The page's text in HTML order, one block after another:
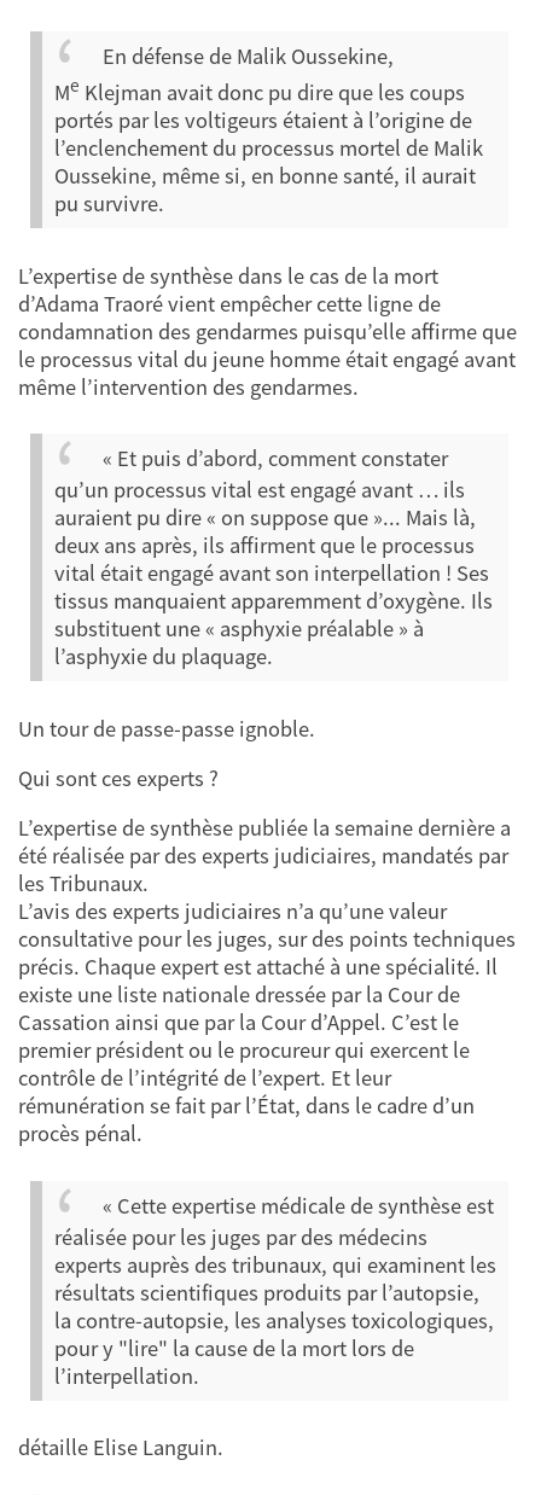
En défense de Malik Oussekine,
Me Klejman avait donc pu dire que les coups
portés par les voltigeurs étaient à l’origine de
l’enclenchement du processus mortel de Malik
Oussekine, même si, en bonne santé, il aurait
pu survivre.
L’expertise de synthèse dans le cas de la mort
d’Adama Traoré vient empêcher cette ligne de
condamnation des gendarmes puisqu’elle affirme que
le processus vital du jeune homme était engagé avant
même l’intervention des gendarmes.
« Et puis d’abord, comment constater
qu’un processus vital est engagé avant … ils
auraient pu dire « on suppose que »... Mais là,
deux ans après, ils affirment que le processus
vital était engagé avant son interpellation ! Ses
tissus manquaient apparemment d’oxygène. Ils
substituent une « asphyxie préalable » à
l’asphyxie du plaquage.
Un tour de passe-passe ignoble.
Qui sont ces experts ?
L’expertise de synthèse publiée la semaine dernière a
été réalisée par des experts judiciaires, mandatés par
les Tribunaux.
L’avis des experts judiciaires n’a qu’une valeur
consultative pour les juges, sur des points techniques
précis. Chaque expert est attaché à une spécialité. Il
existe une liste nationale dressée par la Cour de
Cassation ainsi que par la Cour d’Appel. C’est le
premier président ou le procureur qui exercent le
contrôle de l’intégrité de l’expert. Et leur
rémunération se fait par l’État, dans le cadre d’un
procès pénal.
« Cette expertise médicale de synthèse est
réalisée pour les juges par des médecins
experts auprès des tribunaux, qui examinent les
résultats scientifiques produits par l’autopsie,
la contre-autopsie, les analyses toxicologiques,
pour y "lire" la cause de la mort lors de
l’interpellation.
détaille Elise Languin.